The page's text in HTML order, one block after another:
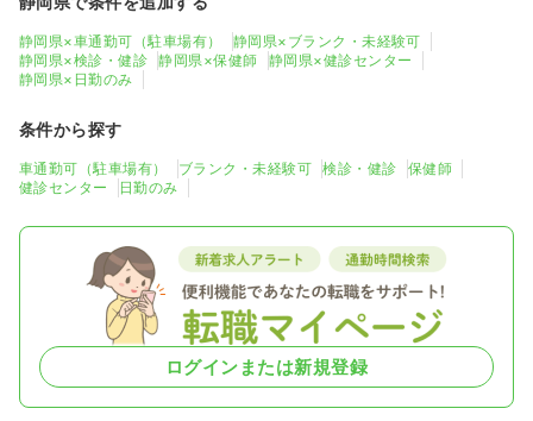
静岡県×車通勤可（駐車場有）
静岡県×ブランク・未経験可
静岡県×検診・健診
静岡県×保健師
静岡県×健診センター
静岡県×日勤のみ
条件から探す
車通勤可（駐車場有） ブランク・未経験可 検診・健診
保健師
健診センター
日勤のみ
ログインまたは新規登録